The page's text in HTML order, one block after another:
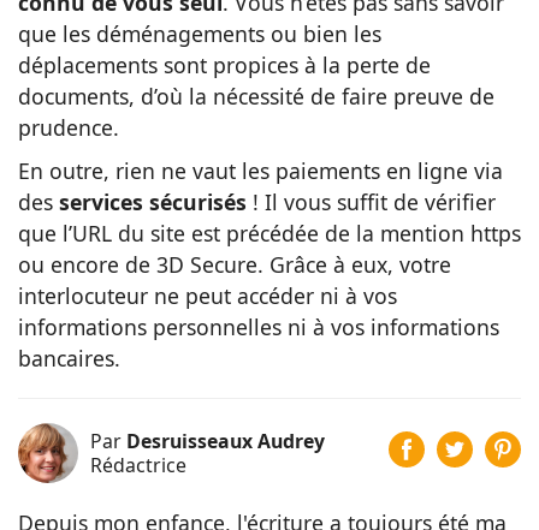
que les déménagements ou bien les
déplacements sont propices à la perte de
documents, d’où la nécessité de faire preuve de
prudence.
En outre, rien ne vaut les paiements en ligne via
des services sécurisés ! Il vous suffit de vérifier
que l’URL du site est précédée de la mention https
ou encore de 3D Secure. Grâce à eux, votre
interlocuteur ne peut accéder ni à vos
informations personnelles ni à vos informations
bancaires.
Par Desruisseaux Audrey
Rédactrice
Depuis mon enfance, l'écriture a toujours été ma